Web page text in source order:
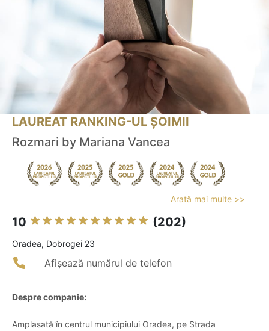
LAUREAT RANKING-UL ȘOIMII
Rozmari by Mariana Vancea
Arată mai multe >>
10 (202)
Oradea, Dobrogei 23
Afișează numărul de telefon
Despre companie:
Amplasată în centrul municipiului Oradea, pe Strada